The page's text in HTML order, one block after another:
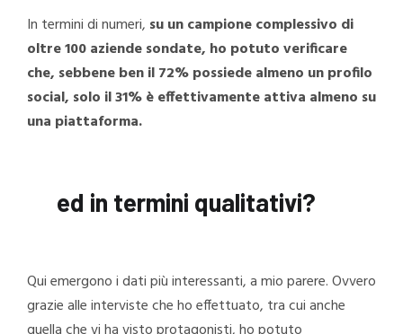
In termini di numeri, su un campione complessivo di
oltre 100 aziende sondate, ho potuto verificare
che, sebbene ben il 72% possiede almeno un profilo
social, solo il 31% è effettivamente attiva almeno su
una piattaforma.
ed in termini qualitativi?
Qui emergono i dati più interessanti, a mio parere. Ovvero
grazie alle interviste che ho effettuato, tra cui anche